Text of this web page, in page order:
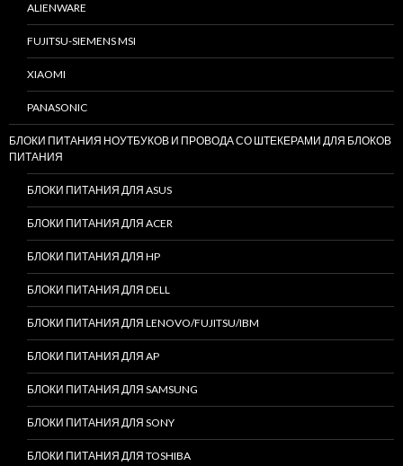
ALIENWARE
FUJITSU-SIEMENS MSI
XIAOMI
PANASONIC
БЛОКИ ПИТАНИЯ НОУТБУКОВ И ПРОВОДА СО ШТЕКЕРАМИ ДЛЯ БЛОКОВ
ПИТАНИЯ
БЛОКИ ПИТАНИЯ ДЛЯ ASUS
БЛОКИ ПИТАНИЯ ДЛЯ ACER
БЛОКИ ПИТАНИЯ ДЛЯ HP
БЛОКИ ПИТАНИЯ ДЛЯ DELL
БЛОКИ ПИТАНИЯ ДЛЯ LENOVO/FUJITSU/IBM
БЛОКИ ПИТАНИЯ ДЛЯ AP
БЛОКИ ПИТАНИЯ ДЛЯ SAMSUNG
БЛОКИ ПИТАНИЯ ДЛЯ SONY
БЛОКИ ПИТАНИЯ ДЛЯ TOSHIBA